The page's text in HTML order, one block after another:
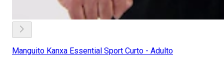
Manguito Kanxa Essential Sport Curto - Adulto